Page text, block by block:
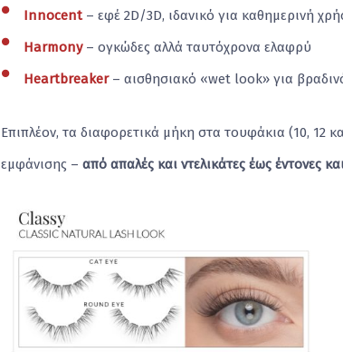
Innocent – εφέ 2D/3D, ιδανικό για καθημερινή
Harmony– ογκώδες αλλά ταυτόχρονα ελαφρύ
Heartbreaker– αισθησιακό «wet look» για
Επιπλέον, τα διαφορετικά μήκη στα τουφάκια (10, 12
εμφάνισης – από απαλές και ντελικάτες έως έντονες